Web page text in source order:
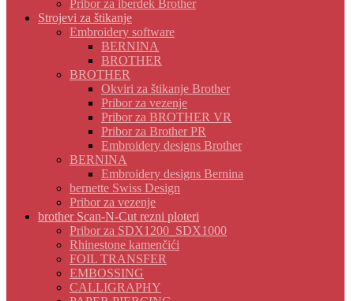
Pribor za iberdek Brother
Strojevi za štikanje
Embroidery software
BERNINA
BROTHER
BROTHER
Okviri za štikanje Brother
Pribor za vezenje
Pribor za BROTHER VR
Pribor za Brother PR
Embroidery designs Brother
BERNINA
Embroidery designs Bernina
bernette Swiss Design
Pribor za vezenje
brother Scan-N-Cut rezni ploteri
Pribor za SDX1200_SDX1000
Rhinestone kamenčići
FOIL TRANSFER
EMBOSSING
CALLIGRAPHY